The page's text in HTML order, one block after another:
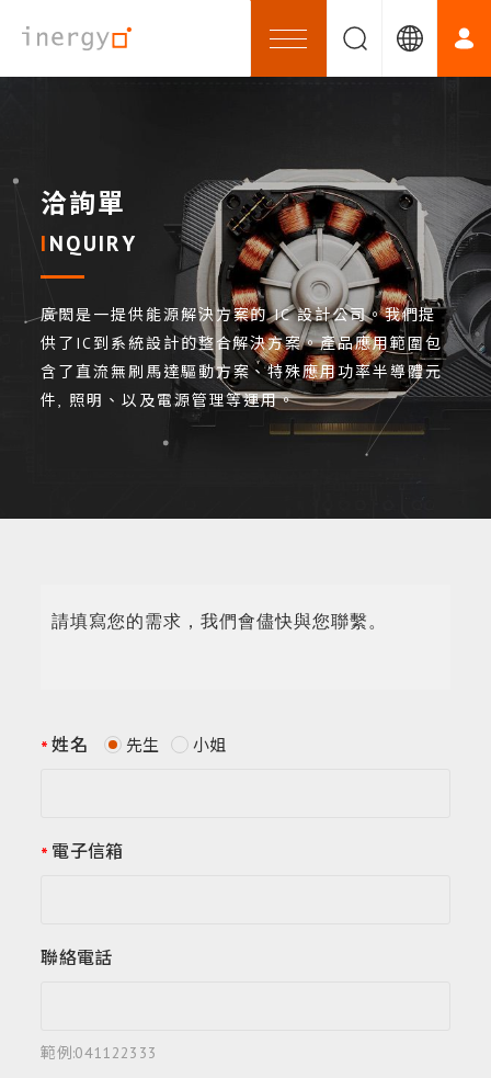
洽詢單
INQUIRY
廣閎是一提供能源解決方案的 IC 設計公司。我們提
供了IC到系統設計的整合解決方案。產品應用範圍包
含了直流無刷馬達驅動方案、特殊應用功率半導體元
件, 照明、以及電源管理等運用。
請填寫您的需求，我們會儘快與您聯繫。
姓名 先生 小姐
電子信箱
聯絡電話
範例:041122333